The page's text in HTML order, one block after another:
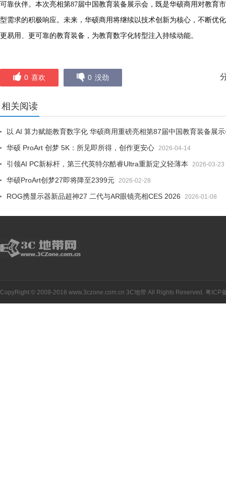
可靠伙伴。本次亮相第87届中国教育装备展示会，既是华硕商用对教育
型需求的积极响应。未来，华硕商用将继续以技术创新为核心，不断优
更易用、更可靠的教育装备，为教育数字化转型注入持续动能。
0 喜欢 0 没劲
相关阅读
以 AI 算力赋能教育数字化 华硕商用重磅亮相第87届中国教育装备展
华硕 ProArt 创梦 5K：所见即所得，创作更安心 2026-04-14
引领AI PC新标杆，第三代英特尔酷睿Ultra重新定义轻薄本 2026-03-23
华硕ProArt创梦27即将降至2399元 2026-02-28
ROG携显示器新品超神27 二代与AR眼镜亮相CES 2026 2026-01-08
CopyRight © 2009-2016 www.3czone.com.cn 3C地带 All Rights Reserved. 粤ICP